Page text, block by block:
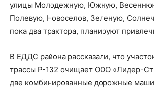
улицы Молодежную, Южную,
Полевую, Новоселов, Зеленую,
пока два трактора, планируют
В ЕДДС района рассказали, что
трассы Р-132 очищает ООО «Лидер-
две комбинированные дорожные